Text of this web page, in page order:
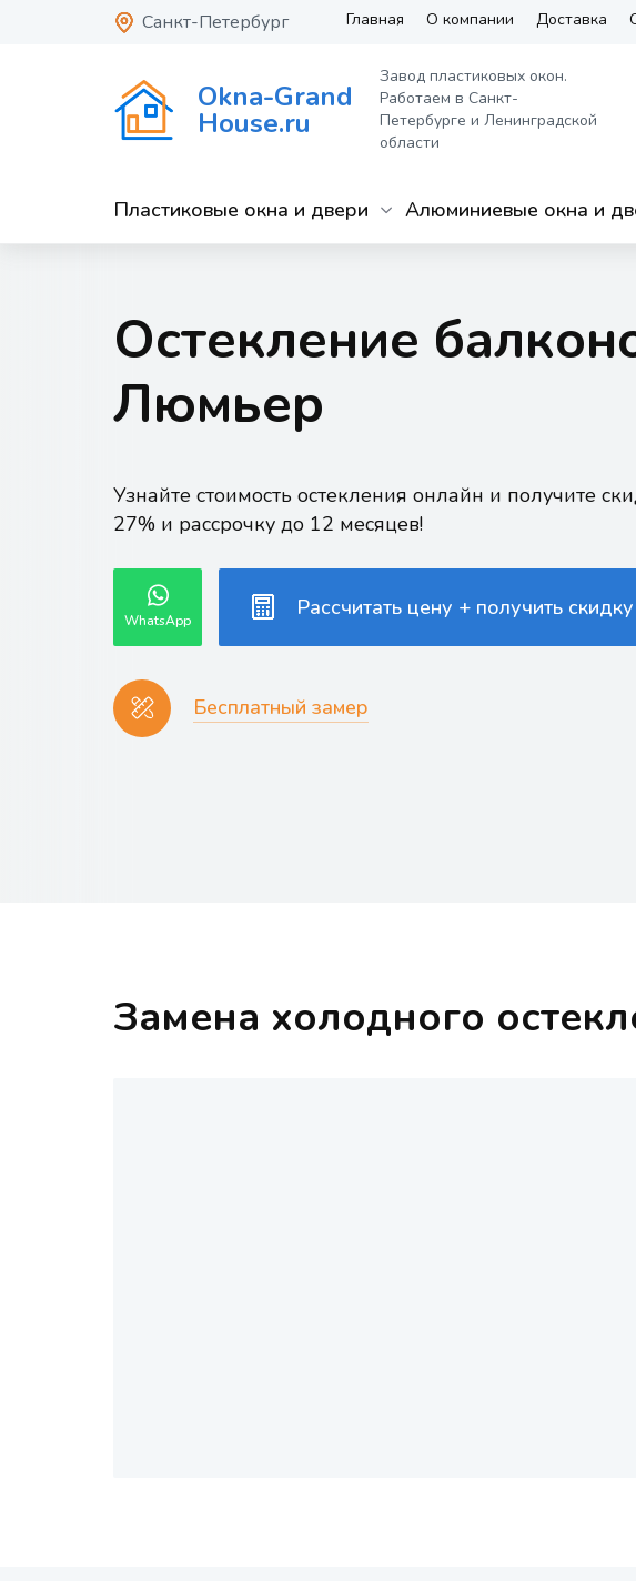
Санкт-Петербург
Okna-Grand
House.ru
Завод пластиковых окон.
Работаем в Санкт-
Петербурге и Ленинградской
области
Пластиковые окна и двери Алюминиевые окна и
Главная О компании Доставка
Остекление
Люмьер
Узнайте стоимость остекления онлайн и получите
27% и рассрочку до 12 месяцев!
WhatsApp
Рассчитать цену + получить скидку
Бесплатный замер
Замена холодного